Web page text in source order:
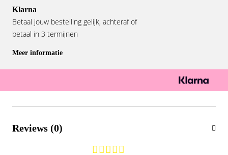
Klarna
Betaal jouw bestelling gelijk, achteraf of
betaal in 3 termijnen
Meer informatie
Reviews (0)